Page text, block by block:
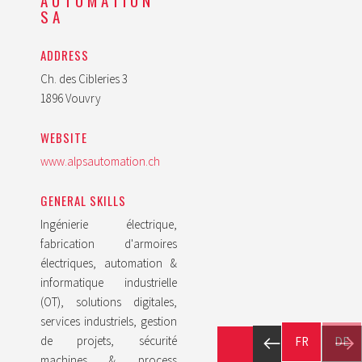
SA
ADDRESS
Ch. des Cibleries 3
1896 Vouvry
WEBSITE
www.alpsautomation.ch
GENERAL SKILLS
Ingénierie électrique,
fabrication d'armoires
électriques, automation &
informatique industrielle
(OT), solutions digitales,
services industriels, gestion
de projets, sécurité
FR DE